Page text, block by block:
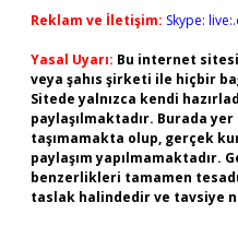
Reklam ve İletişim: Skype:
Yasal Uyarı: Bu internet
veya şahıs şirketi ile hiçbir
Sitede yalnızca kendi
paylaşılmaktadır. Burada
taşımamakta olup, gerçek
paylaşım yapılmamaktadır.
benzerlikleri tamamen
taslak halindedir ve tavsiye